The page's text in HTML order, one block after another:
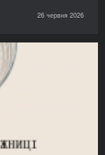
26 червня 2026